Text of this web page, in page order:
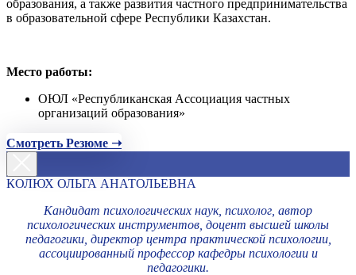
образования, а также развития частного предпринимательства
в образовательной сфере Республики Казахстан.
Место работы:
ОЮЛ «Республиканская Ассоциация частных
организаций образования»
Смотреть Резюме ➝
КОЛЮХ ОЛЬГА АНАТОЛЬЕВНА
Кандидат психологических наук, психолог, автор
психологических инструментов, доцент высшей школы
педагогики, директор центра практической психологии,
ассоциированный профессор кафедры психологии и
педагогики.